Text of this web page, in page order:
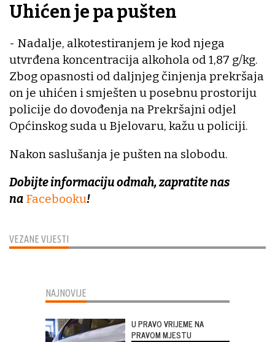
VEZANE VIJESTI
Uhićen je pa pušten
- Nadalje, alkotestiranjem je kod njega
utvrđena koncentracija alkohola od 1,87 g/kg.
Zbog opasnosti od daljnjeg činjenja prekršaja
on je uhićen i smješten u posebnu prostoriju
policije do dovođenja na Prekršajni odjel
Općinskog suda u Bjelovaru, kažu u policiji.
Nakon saslušanja je pušten na slobodu.
Dobijte informaciju odmah, zapratite nas
na Facebooku!
NAJNOVIJE
U PRAVO VRIJEME NA
PRAVOM MJESTU